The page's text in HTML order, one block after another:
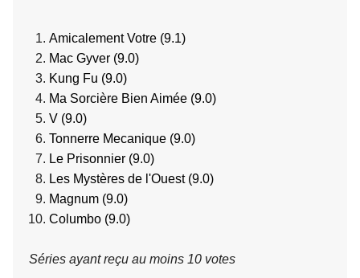
Amicalement Votre (9.1)
Mac Gyver (9.0)
Kung Fu (9.0)
Ma Sorcière Bien Aimée (9.0)
V (9.0)
Tonnerre Mecanique (9.0)
Le Prisonnier (9.0)
Les Mystères de l'Ouest (9.0)
Magnum (9.0)
Columbo (9.0)
Séries ayant reçu au moins 10 votes